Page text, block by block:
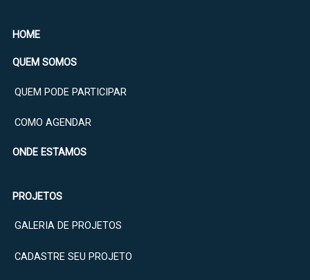
HOME
QUEM SOMOS
QUEM PODE PARTICIPAR
COMO AGENDAR
ONDE ESTAMOS
PROJETOS
GALERIA DE PROJETOS
CADASTRE SEU PROJETO